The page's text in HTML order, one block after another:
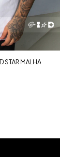
STAR MALHA